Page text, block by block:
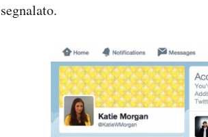
segnalato.